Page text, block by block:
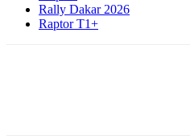
Rally Dakar 2026
Raptor T1+